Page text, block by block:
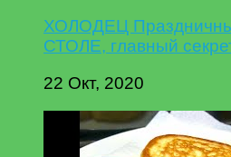
ХОЛОДЕЦ
СТОЛЕ, главный
22 Окт, 2020